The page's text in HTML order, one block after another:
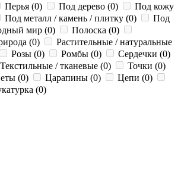
Перья (0) Под дерево (0)
Под кожу
Под металл / камень / плитку (0)
Под
мир (0) Полоска (0)
(0)
Растительные / натуральные
Розы (0) Ромбы (0) Сердечки (0)
Текстильные / тканевые (0) Точки (0)
(0) Царапины (0) Цепи (0)
(0)